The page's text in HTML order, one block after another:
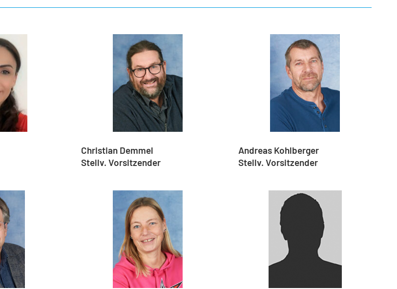
Christian Demmel
Stellv. Vorsitzender
Andreas Kohlberger
Stellv. Vorsitzender